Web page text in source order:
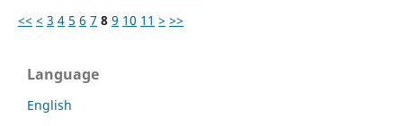
<< < 3 4 5 6 7 8 9 10 11 > >>
Language
English